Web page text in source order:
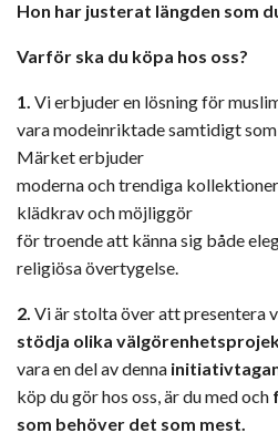
Hon har justerat längden som
Varför ska du köpa hos oss?
1. Vi erbjuder en lösning för
vara modeinriktade samtidigt
Märket erbjuder
moderna och trendiga
klädkrav och möjliggör
för troende att känna sig både
religiösa övertygelse.
2. Vi är stolta över att presentera
stödja olika
vara en del av denna
köp du gör hos oss, är du med och
som behöver det som mest.